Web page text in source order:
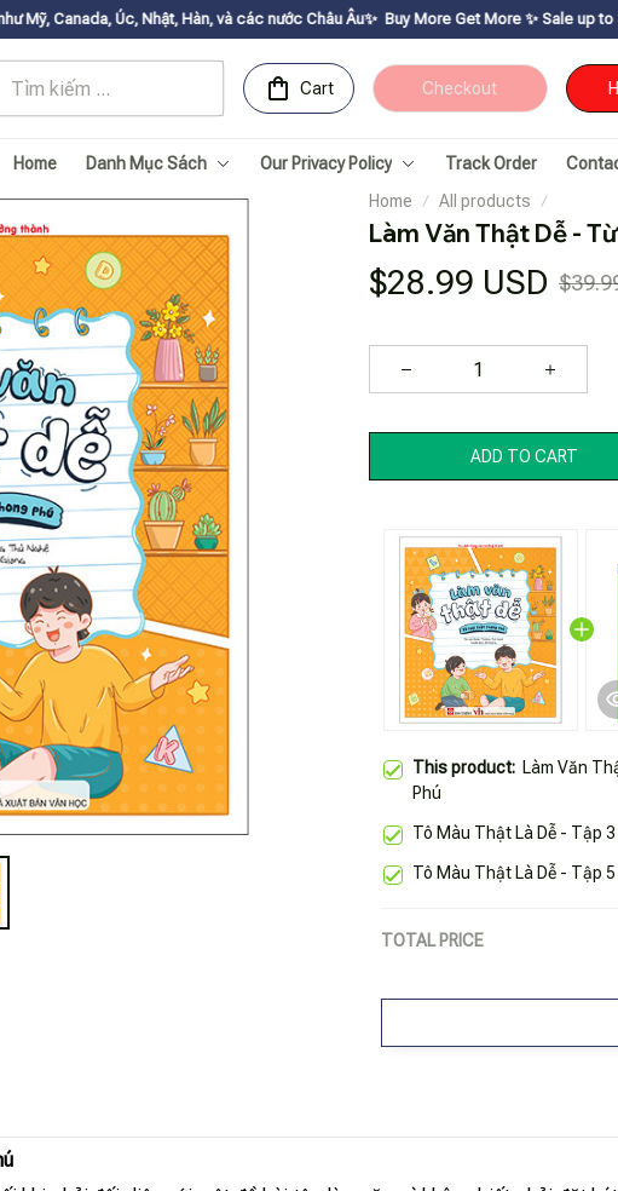
Nhật, Hàn, và các nước Châu Âu✨ Buy More Get Moreㅤ ✨ㅤ Sale up to 30% ㅤ✨ㅤ Get
Cart Checkout
Home Danh Mục Sách Our Privacy Policy Track Order
Home
All products
Làm Văn Thật Dễ -
$28.99 USD
ADD TO CART
This product: Làm Văn
Phú
Tô Màu Thật Là Dễ - Tập 3
Tô Màu Thật Là Dễ - Tập 5
TOTAL PRICE